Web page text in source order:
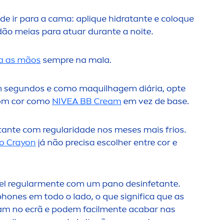
ir para a cama: aplique hidratante e coloque
meias para atuar durante a noite.
as mãos sempre na mala.
segundos e como maquilhagem diária, opte
cor como NIVEA BB Cream em vez de base.
com regularidade nos meses mais frios.
Crayon já não precisa escolher entre cor e
regularmente com um pano desinfetante.
em todo o lado, o que significa que as
no ecrã e podem facilmente acabar nas